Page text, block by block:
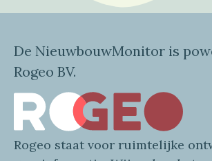
De NieuwbouwMonitor is
Rogeo BV.
Rogeo staat voor ruimtelijke